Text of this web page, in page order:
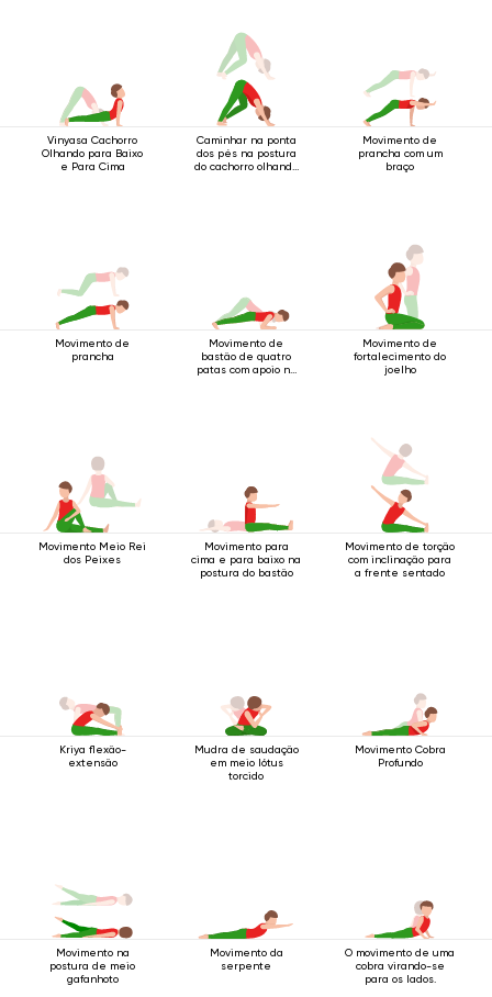
Vinyasa Cachorro
Olhando para Baixo
e Para Cima
Caminhar na ponta
dos pés na postura
do cachorro olhando
Movimento de
prancha com um
braço
Movimento de
prancha
Movimento de
bastão de quatro
patas com apoio no
Movimento de
fortalecimento do
joelho
Movimento Meio Rei
dos Peixes
Movimento para
cima e para baixo na
postura do bastão
Movimento de torção
com inclinação para
a frente sentado
Kriya flexão-
extensão
Mudra de saudação
em meio lótus
torcido
Movimento Cobra
Profundo
Movimento na
postura de meio
gafanhoto
Movimento da
serpente
O movimento de uma
cobra virando-se
para os lados.